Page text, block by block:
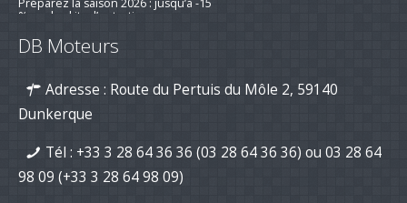
moteurs de bateau
Nouvelle série "Stealth Line" chez
maintenant avec DB Moteurs !
DB Moteurs vous souhaite une
excellente année 2026, pleine de
projets motorisés !
DB Moteurs
Adresse : Route du Pertuis du Môle 2, 59140
Dunkerque
Tél : +33 3 28 64 36 36 (03 28 64 36 36) ou 03 28 64
98 09 (+33 3 28 64 98 09)